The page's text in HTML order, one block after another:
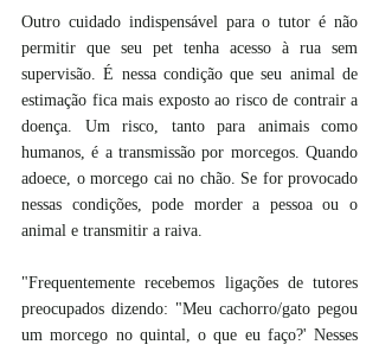
Outro cuidado indispensável para o tutor é não
permitir que seu pet tenha acesso à rua sem
supervisão. É nessa condição que seu animal de
estimação fica mais exposto ao risco de contrair a
doença. Um risco, tanto para animais como
humanos, é a transmissão por morcegos. Quando
adoece, o morcego cai no chão. Se for provocado
nessas condições, pode morder a pessoa ou o
animal e transmitir a raiva.
"Frequentemente recebemos ligações de tutores
preocupados dizendo: "Meu cachorro/gato pegou
um morcego no quintal, o que eu faço?' Nesses